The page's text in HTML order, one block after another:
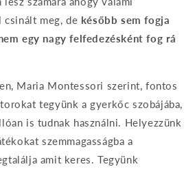
csinált meg, de később sem fogja
egy nagy felfedezésként fog rá
Maria Montessori szerint, fontos
tegyünk a gyerkőc szobájába,
is tudnak használni. Helyezzünk
szemmagasságba a
amit keres. Tegyünk